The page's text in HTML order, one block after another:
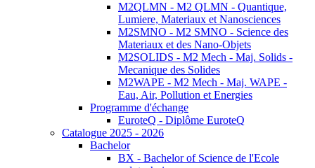
M2QLMN - M2 QLMN - Quantique,
Lumiere, Materiaux et Nanosciences
M2SMNO - M2 SMNO - Science des
Materiaux et des Nano-Objets
M2SOLIDS - M2 Mech - Maj. Solids -
Mecanique des Solides
M2WAPE - M2 Mech - Maj. WAPE -
Eau, Air, Pollution et Energies
Programme d'échange
EuroteQ - Diplôme EuroteQ
Catalogue 2025 - 2026
Bachelor
BX - Bachelor of Science de l'Ecole